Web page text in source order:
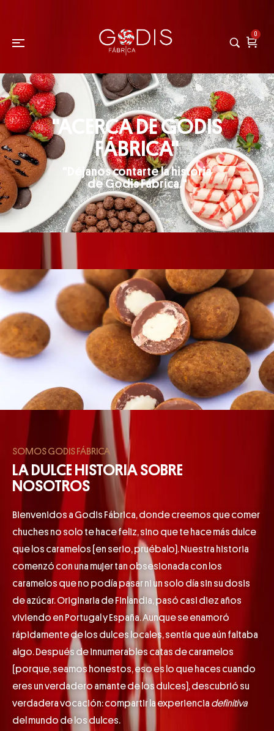
0
"ACERCA DE GODIS
FÁBRICA"
"Déjanos contarte la historia
de Godis Fábrica."
SOMOS GODIS FÁBRICA
LA DULCE HISTORIA SOBRE
NOSOTROS
Bienvenidos a Godis Fábrica, donde creemos que comer
chuches no solo te hace feliz, sino que te hace más dulce
que los caramelos (en serio, pruébalo). Nuestra historia
comenzó con una mujer tan obsesionada con los
caramelos que no podía pasar ni un solo día sin su dosis
de azúcar. Originaria de Finlandia, pasó casi diez años
viviendo en Portugal y España. Aunque se enamoró
rápidamente de los dulces locales, sentía que aún faltaba
algo. Después de innumerables catas de caramelos
(porque, seamos honestos, eso es lo que haces cuando
eres un verdadero amante de los dulces), descubrió su
verdadera vocación: compartir la experiencia definitiva
del mundo de los dulces.